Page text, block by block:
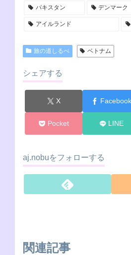
パキスタン デンマーク
アイルランド
旅の道しるべ ベトナム
シェアする
X Facebook
Pocket LINE
aj.nobuをフォローする
関連記事